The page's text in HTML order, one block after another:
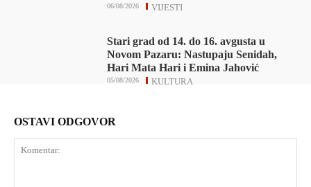
VIJESTI
06/08/2026
Stari grad od 14. do 16. avgusta u
Novom Pazaru: Nastupaju Senidah,
Hari Mata Hari i Emina Jahović
KULTURA
05/08/2026
OSTAVI ODGOVOR